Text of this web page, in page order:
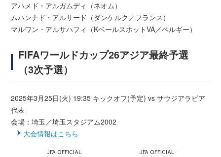
アハメド・アルガムディ（ネオム）
ムハンナド・アルサード（ダンケルク／フランス）
マルワン・アルサハフィ（KベールスホットVA／ベルギー）
FIFAワールドカップ26アジア最終予選
（3次予選）
2025年3月25日(火) 19:35 キックオフ(予定) vs サウジアラビア
代表
会場：埼玉／埼玉スタジアム2002
大会情報はこちら
JFA OFFICIAL
JFA OFFICIAL